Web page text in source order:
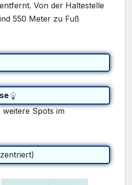
Von der Haltestelle
550 Meter zu Fuß
weitere Spots im